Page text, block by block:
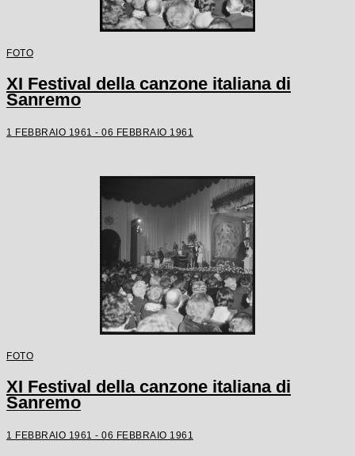
FOTO
XI Festival della canzone italiana di
Sanremo
1 FEBBRAIO 1961 - 06 FEBBRAIO 1961
FOTO
XI Festival della canzone italiana di
Sanremo
1 FEBBRAIO 1961 - 06 FEBBRAIO 1961